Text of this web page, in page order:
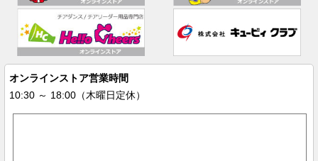
オンラインストア営業時間
10:30 ～ 18:00（木曜日定休）